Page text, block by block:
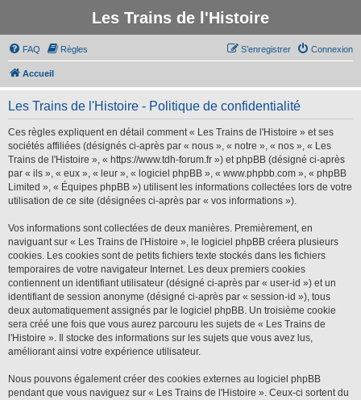
Les Trains de l'Histoire
FAQ Règles Connexion
S’enregistrer
Accueil
Les Trains de l'Histoire - Politique de confidentialité
Ces règles expliquent en détail comment « Les Trains de l'Histoire » et ses
sociétés affiliées (désignés ci-après par « nous », « notre », « nos », « Les
Trains de l'Histoire », « https://www.tdh-forum.fr ») et phpBB (désigné ci-après
par « ils », « eux », « leur », « logiciel phpBB », « www.phpbb.com », « phpBB
Limited », « Équipes phpBB ») utilisent les informations collectées lors de votre
utilisation de ce site (désignées ci-après par « vos informations »).
Vos informations sont collectées de deux manières. Premièrement, en
naviguant sur « Les Trains de l'Histoire », le logiciel phpBB créera plusieurs
cookies. Les cookies sont de petits fichiers texte stockés dans les fichiers
temporaires de votre navigateur Internet. Les deux premiers cookies
contiennent un identifiant utilisateur (désigné ci-après par « user-id ») et un
identifiant de session anonyme (désigné ci-après par « session-id »), tous
deux automatiquement assignés par le logiciel phpBB. Un troisième cookie
sera créé une fois que vous aurez parcouru les sujets de « Les Trains de
l'Histoire ». Il stocke des informations sur les sujets que vous avez lus,
améliorant ainsi votre expérience utilisateur.
Nous pouvons également créer des cookies externes au logiciel phpBB
pendant que vous naviguez sur « Les Trains de l'Histoire ». Ceux-ci sortent du